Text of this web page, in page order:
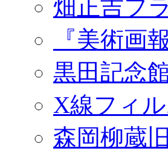
畑正吉フ
『美術画
黒田記念
X線フィ
森岡柳蔵